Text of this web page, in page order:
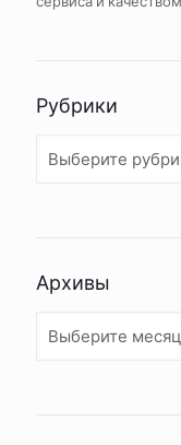
Рубрики
Архивы